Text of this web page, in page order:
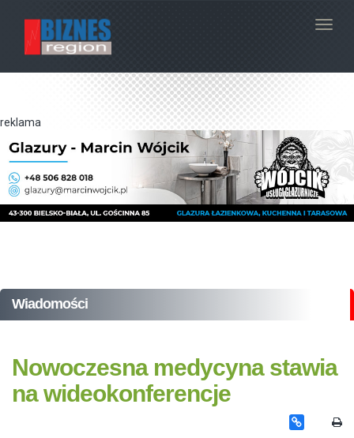
reklama
Wiadomości
Nowoczesna medycyna stawia
na wideokonferencje